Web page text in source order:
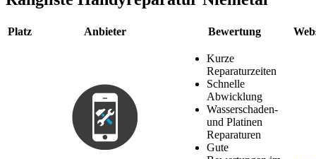
Platz Anbieter Bewertung
Kurze
Reparaturzeiten
Schnelle
Abwicklung
Wasserschaden-
und Platinen
Reparaturen
Gute